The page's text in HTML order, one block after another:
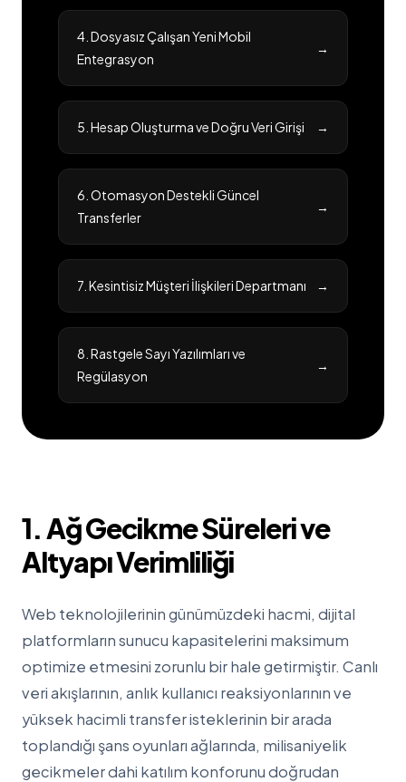
4. Dosyasız Çalışan Yeni Mobil
Entegrasyon
→
5. Hesap Oluşturma ve Doğru Veri Girişi →
6. Otomasyon Destekli Güncel
Transferler
→
7. Kesintisiz Müşteri İlişkileri Departmanı →
8. Rastgele Sayı Yazılımları ve
Regülasyon
→
1. Ağ Gecikme Süreleri ve
Altyapı Verimliliği
Web teknolojilerinin günümüzdeki hacmi, dijital
platformların sunucu kapasitelerini maksimum
optimize etmesini zorunlu bir hale getirmiştir. Canlı
veri akışlarının, anlık kullanıcı reaksiyonlarının ve
yüksek hacimli transfer isteklerinin bir arada
toplandığı şans oyunları ağlarında, milisaniyelik
gecikmeler dahi katılım konforunu doğrudan